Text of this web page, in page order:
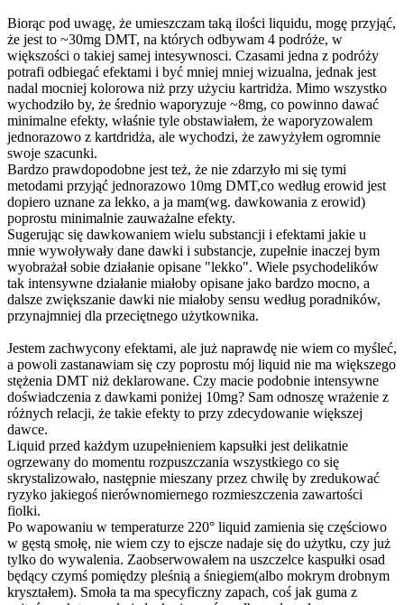
Biorąc pod uwagę, że umieszczam taką ilości liquidu, mogę przyjąć,
że jest to ~30mg DMT, na których odbywam 4 podróże, w
większości o takiej samej intesywnosci. Czasami jedna z podróży
potrafi odbiegać efektami i być mniej mniej wizualna, jednak jest
nadal mocniej kolorowa niż przy użyciu kartridża. Mimo wszystko
wychodziło by, że średnio waporyzuje ~8mg, co powinno dawać
minimalne efekty, właśnie tyle obstawiałem, że waporyzowalem
jednorazowo z kartdridża, ale wychodzi, że zawyżyłem ogromnie
swoje szacunki.
Bardzo prawdopodobne jest też, że nie zdarzyło mi się tymi
metodami przyjąć jednorazowo 10mg DMT,co według erowid jest
dopiero uznane za lekko, a ja mam(wg. dawkowania z erowid)
poprostu minimalnie zauważalne efekty.
Sugerując się dawkowaniem wielu substancji i efektami jakie u
mnie wywoływały dane dawki i substancje, zupełnie inaczej bym
wyobrażał sobie działanie opisane "lekko". Wiele psychodelików
tak intensywne działanie miałoby opisane jako bardzo mocno, a
dalsze zwiększanie dawki nie miałoby sensu według poradników,
przynajmniej dla przeciętnego użytkownika.
Jestem zachwycony efektami, ale już naprawdę nie wiem co myśleć,
a powoli zastanawiam się czy poprostu mój liquid nie ma większego
stężenia DMT niż deklarowane. Czy macie podobnie intensywne
doświadczenia z dawkami poniżej 10mg? Sam odnoszę wrażenie z
różnych relacji, że takie efekty to przy zdecydowanie większej
dawce.
Liquid przed każdym uzupełnieniem kapsułki jest delikatnie
ogrzewany do momentu rozpuszczania wszystkiego co się
skrystalizowało, następnie mieszany przez chwilę by zredukować
ryzyko jakiegoś nierównomiernego rozmieszczenia zawartości
fiolki.
Po wapowaniu w temperaturze 220° liquid zamienia się częściowo
w gęstą smołę, nie wiem czy to ejscze nadaje się do użytku, czy już
tylko do wywalenia. Zaobserwowałem na uszczelce kaspułki osad
będący czymś pomiędzy pleśnią a śniegiem(albo mokrym drobnym
kryształem). Smoła ta ma specyficzny zapach, coś jak guma z